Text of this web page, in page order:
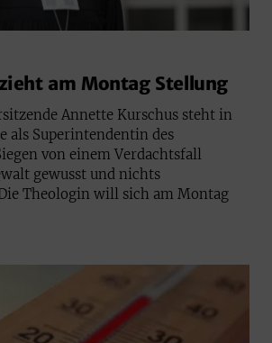
am Montag Stellung
Annette Kurschus steht in
als Superintendentin des
von einem Verdachtsfall
gewusst und nichts
Theologin will sich am Montag